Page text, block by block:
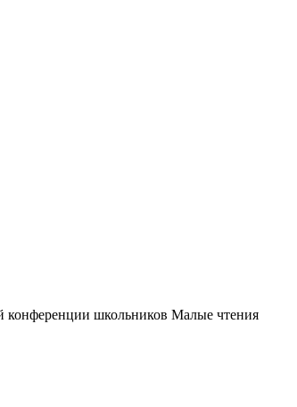
школьников Малые чтения